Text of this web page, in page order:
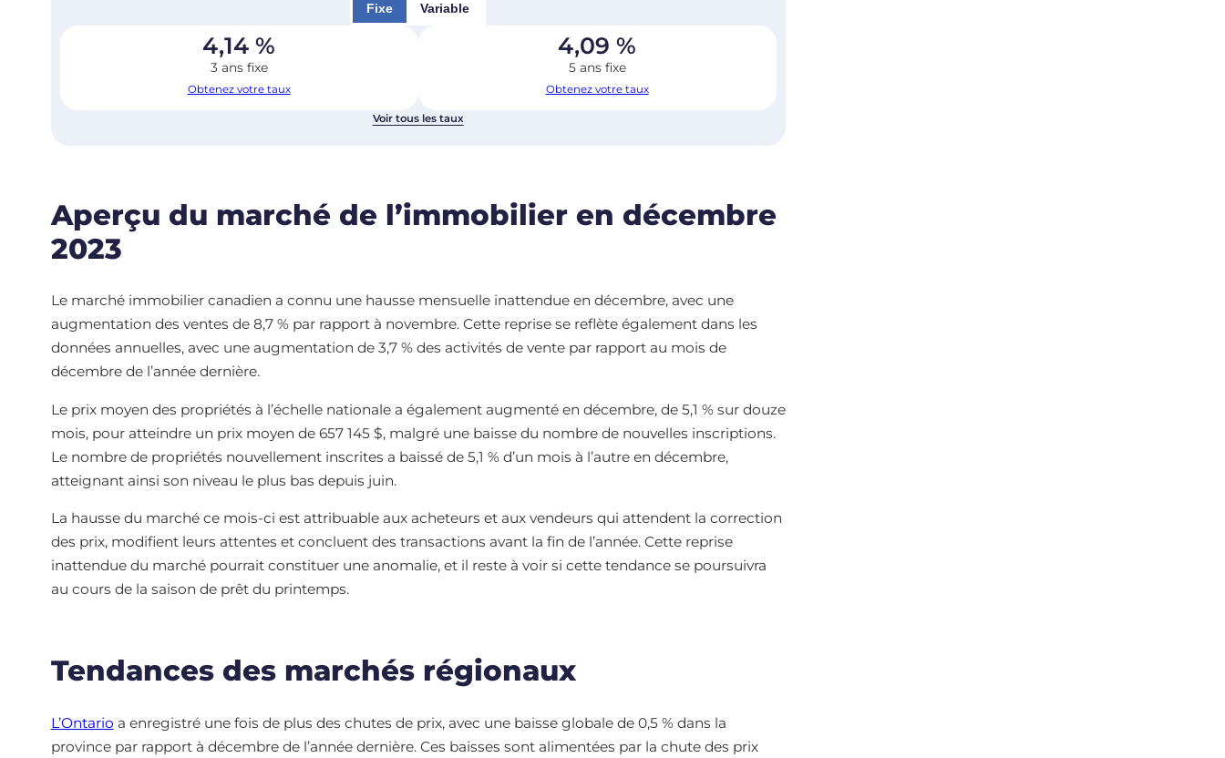
Fixe Variable
4,14 %
3 ans fixe
Obtenez votre taux
4,09 %
5 ans fixe
Obtenez votre taux
Voir tous les taux
Aperçu du marché de l’immobilier en décembre
2023
Le marché immobilier canadien a connu une hausse mensuelle inattendue en décembre, avec une
augmentation des ventes de 8,7 % par rapport à novembre. Cette reprise se reflète également dans les
données annuelles, avec une augmentation de 3,7 % des activités de vente par rapport au mois de
décembre de l’année dernière.
Le prix moyen des propriétés à l’échelle nationale a également augmenté en décembre, de 5,1 % sur douze
mois, pour atteindre un prix moyen de 657 145 $, malgré une baisse du nombre de nouvelles inscriptions.
Le nombre de propriétés nouvellement inscrites a baissé de 5,1 % d’un mois à l’autre en décembre,
atteignant ainsi son niveau le plus bas depuis juin.
La hausse du marché ce mois-ci est attribuable aux acheteurs et aux vendeurs qui attendent la correction
des prix, modifient leurs attentes et concluent des transactions avant la fin de l’année. Cette reprise
inattendue du marché pourrait constituer une anomalie, et il reste à voir si cette tendance se poursuivra
au cours de la saison de prêt du printemps.
Tendances des marchés régionaux
L’Ontario a enregistré une fois de plus des chutes de prix, avec une baisse globale de 0,5 % dans la
province par rapport à décembre de l’année dernière. Ces baisses sont alimentées par la chute des prix